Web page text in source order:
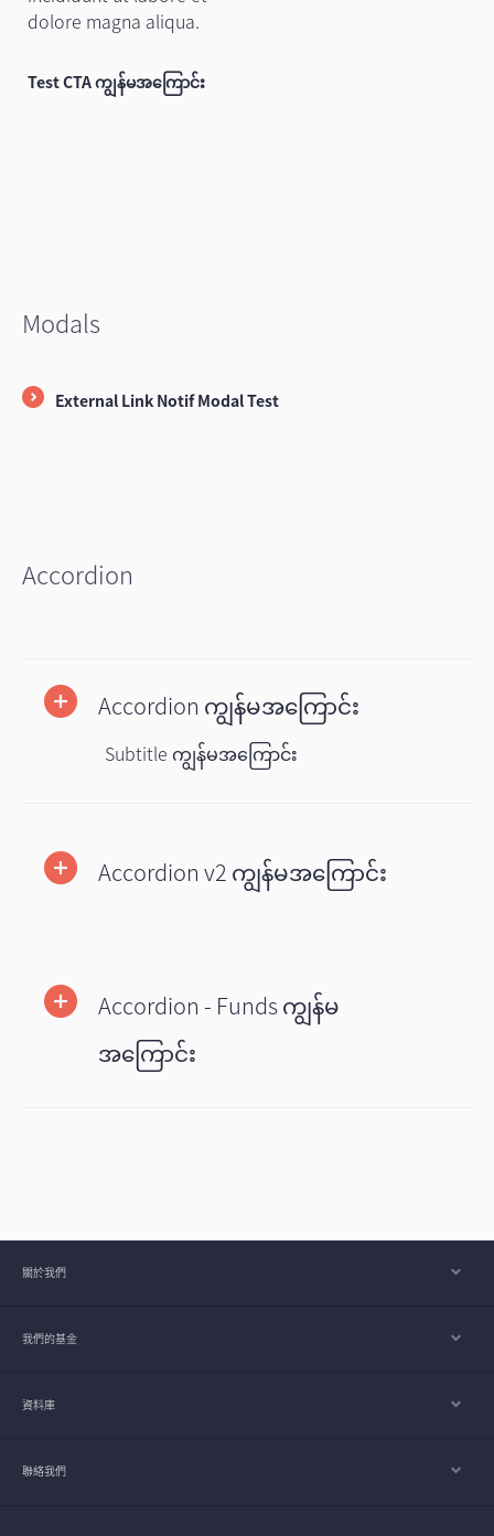
dolore magna aliqua.
Test CTA ကျွန်မအကြောင်း
Modals
External Link Notif Modal Test
Accordion
Accordion ကျွန်မအကြောင်း
Subtitle ကျွန်မအကြောင်း
Accordion v2 ကျွန်မအကြောင်း
Accordion - Funds ကျွန်မ
အကြောင်း
關於我們
我們的基金
資料庫
聯絡我們